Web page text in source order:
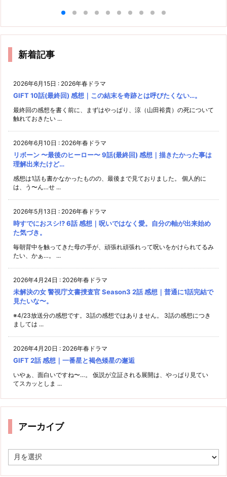
新着記事
2026年6月15日 : 2026年春ドラマ
GIFT 10話(最終回) 感想｜この結末を奇跡とは呼びたくない…。
最終回の感想を書く前に、まずはやっぱり、涼（山田裕貴）の死について
触れておきたい ...
2026年6月10日 : 2026年春ドラマ
リボーン 〜最後のヒーロー〜 9話(最終回) 感想｜描きたかった事は
理解出来たけど…
感想は1話も書かなかったものの、最後まで見ておりました。 個人的に
は、う〜ん…せ ...
2026年5月13日 : 2026年春ドラマ
時すでにおスシ!? 6話 感想｜呪いではなく愛。自分の軸が出来始め
た気づき。
毎朝背中を触ってきた母の手が、頑張れ頑張れって呪いをかけられてるみ
たい、かぁ…。 ...
2026年4月24日 : 2026年春ドラマ
未解決の女 警視庁文書捜査官 Season3 2話 感想｜普通に1話完結で
見たいな〜。
※4/23放送分の感想です。3話の感想ではありません。 3話の感想につき
ましては ...
2026年4月20日 : 2026年春ドラマ
GIFT 2話 感想｜一番星と褐色矮星の邂逅
いやぁ、面白いですね〜…。 仮説が立証される展開は、やっぱり見てい
てスカッとしま ...
アーカイブ
ー